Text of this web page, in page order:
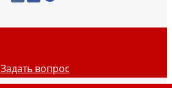
Задать вопрос